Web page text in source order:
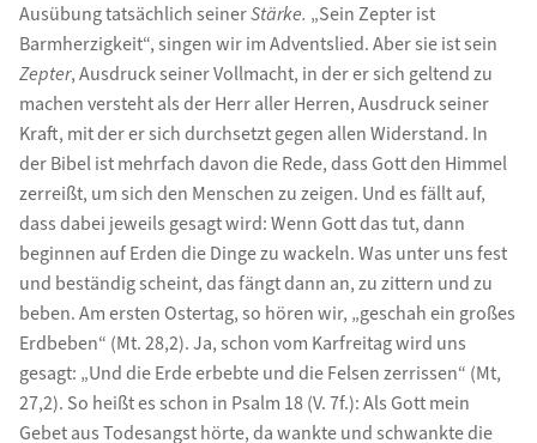
Ausübung tatsächlich seinerStärke. „Sein Zepter ist
Barmherzigkeit“, singen wir im Adventslied. Aber sie ist sein
Zepter, Ausdruck seiner Vollmacht, in der er sich geltend zu
machen versteht als der Herr aller Herren, Ausdruck seiner
Kraft, mit der er sich durchsetzt gegen allen Widerstand. In
der Bibel ist mehrfach davon die Rede, dass Gott den Himmel
zerreißt, um sich den Menschen zu zeigen. Und es fällt auf,
dass dabei jeweils gesagt wird: Wenn Gott das tut, dann
beginnen auf Erden die Dinge zu wackeln. Was unter uns fest
und beständig scheint, das fängt dann an, zu zittern und zu
beben. Am ersten Ostertag, so hören wir, „geschah ein großes
Erdbeben“ (Mt. 28,2). Ja, schon vom Karfreitag wird uns
gesagt: „Und die Erde erbebte und die Felsen zerrissen“ (Mt,
27,2). So heißt es schon in Psalm 18 (V. 7f.): Als Gott mein
Gebet aus Todesangst hörte, da wankte und schwankte die